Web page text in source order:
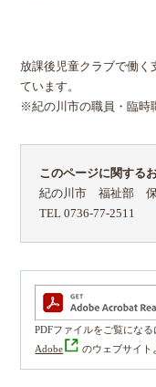
放課後児童クラブで働く
ています。
※紀の川市の職員・臨時
このページに関する
紀の川市 福祉部
TEL 0736-77-2511
PDFファイルをご覧になる
Adobe
のウェブサイト